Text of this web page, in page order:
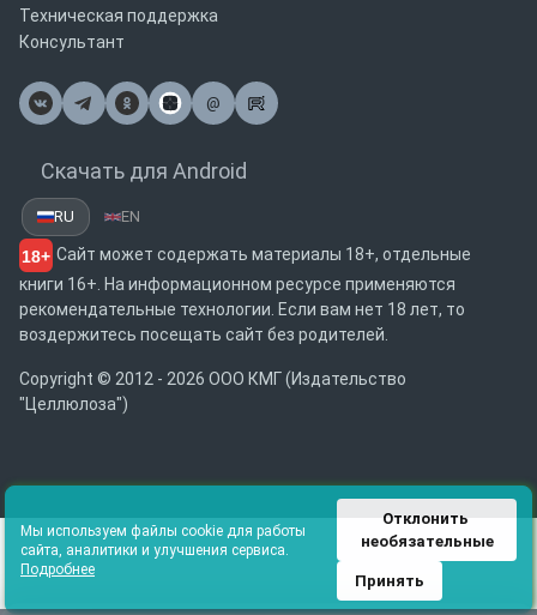
Техническая поддержка
Консультант
@
Почта
Скачать для Android
RU EN
18+ Сайт может содержать материалы 18+, отдельные
книги 16+. На информационном ресурсе применяются
рекомендательные технологии. Если вам нет 18 лет, то
воздержитесь посещать сайт без родителей.
Copyright © 2012 - 2026 ООО КМГ (Издательство
"Целлюлоза")
Мы используем файлы cookie для работы
сайта, аналитики и улучшения сервиса.
Подробнее
Отклонить
необязательные
Принять